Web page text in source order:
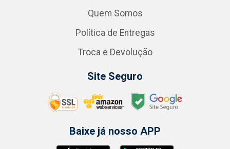
Quem Somos
Política de Entregas
Troca e Devolução
Site Seguro
Baixe já nosso APP